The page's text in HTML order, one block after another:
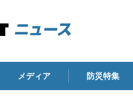
メディア 防災特集